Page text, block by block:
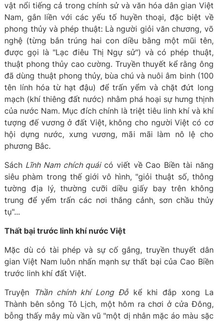
vật nổi tiếng cả trong chính sử và văn hóa dân gian Việt
Nam, gắn liền với các yếu tố huyền thoại, đặc biệt về
phong thủy và phép thuật: Là người giỏi văn chương, võ
nghệ (từng bắn trúng hai con diều bằng một mũi tên,
được gọi là "Lạc điêu Thị Ngự sử") và có phép thuật,
thuật phong thủy cao cường. Truyền thuyết kể rằng ông
đã dùng thuật phong thủy, bùa chú và nuôi âm binh (100
tên lính hóa từ hạt đậu) để trấn yểm và chặt đứt long
mạch (khí thiêng đất nước) nhằm phá hoại sự hưng thịnh
của nước Nam. Mục đích chính là triệt tiêu linh khí và khí
tượng đế vương ở đất Việt, không cho người Việt có cơ
hội dựng nước, xưng vương, mãi mãi làm nô lệ cho
phương Bắc.
Sách Lĩnh Nam chích quáicó viết về Cao Biền tài năng
siêu phàm trong thế giới vô hình, "giỏi thuật số, thông
tường địa lý, thường cưỡi diều giấy bay trên không
trung để yểm trấn các nơi thắng cảnh, sơn chầu thủy
tụ"...
Thất bại trước linh khí nước Việt
Mặc dù có tài phép và sự cố gắng, truyền thuyết dân
gian Việt Nam luôn nhấn mạnh sự thất bại của Cao Biền
trước linh khí đất Việt.
Truyện
Thần chính khí Long Đỗ kể khi đắp xong La
Thành bên sông Tô Lịch, một hôm ra chơi ở cửa Đông,
bỗng thấy mây mù vần vũ "một dị nhân mặc áo màu sặc